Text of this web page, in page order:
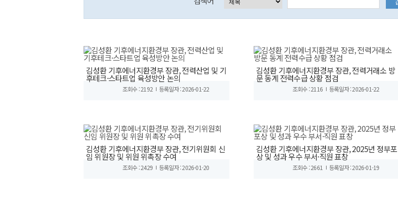
김성환 기후에너지환경부 장관, 전력산업 및 기
후테크·스타트업 육성방안 논의
조회수 : 2192 등록일자 : 2026-01-22
김성환 기후에너지환경부 장관, 전력거래소 방
문 동계 전력수급 상황 점검
조회수 : 2116 등록일자 : 2026-01-22
김성환 기후에너지환경부 장관, 전기위원회 신
임 위원장 및 위원 위촉장 수여
조회수 : 2429 등록일자 : 2026-01-20
김성환 기후에너지환경부 장관, 2025년 정부포
상 및 성과 우수 부서·직원 표창
조회수 : 2661 등록일자 : 2026-01-19